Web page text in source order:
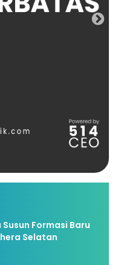
Formasi Baru
Selatan